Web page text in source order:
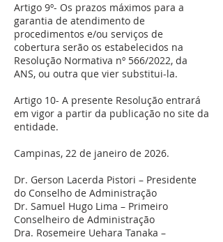
Artigo 9º- Os prazos máximos para a
garantia de atendimento de
procedimentos e/ou serviços de
cobertura serão os estabelecidos na
Resolução Normativa nº 566/2022, da
ANS, ou outra que vier substitui-la.
Artigo 10- A presente Resolução entrará
em vigor a partir da publicação no site da
entidade.
Campinas, 22 de janeiro de 2026.
Dr. Gerson Lacerda Pistori – Presidente
do Conselho de Administração
Dr. Samuel Hugo Lima – Primeiro
Conselheiro de Administração
Dra. Rosemeire Uehara Tanaka –